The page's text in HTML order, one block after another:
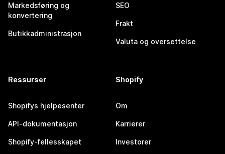
Markedsføring og
konvertering
Butikkadministrasjon
SEO
Frakt
Valuta og oversettelse
Ressurser
Shopifys hjelpesenter
API-dokumentasjon
Shopify-fellesskapet
Shopify
Om
Karrierer
Investorer